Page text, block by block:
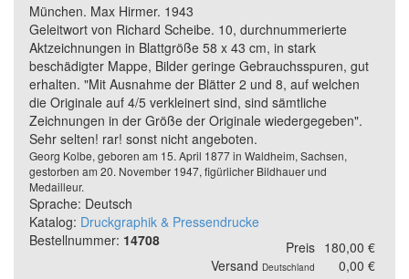
München. Max Hirmer. 1943
Geleitwort von Richard Scheibe. 10, durchnummerierte
Aktzeichnungen in Blattgröße 58 x 43 cm, in stark
beschädigter Mappe, Bilder geringe Gebrauchsspuren, gut
erhalten. "Mit Ausnahme der Blätter 2 und 8, auf welchen
die Originale auf 4/5 verkleinert sind, sind sämtliche
Zeichnungen in der Größe der Originale wiedergegeben".
Sehr selten! rar! sonst nicht angeboten.
Georg Kolbe, geboren am 15. April 1877 in Waldheim, Sachsen,
gestorben am 20. November 1947, figürlicher Bildhauer und
Medailleur.
Sprache: Deutsch
Katalog: Druckgraphik & Pressendrucke
Bestellnummer: 14708 Preis 180,00 €
Versand Deutschland
0,00 €